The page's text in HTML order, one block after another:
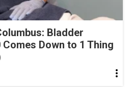
Bladder
Down to 1 Thing